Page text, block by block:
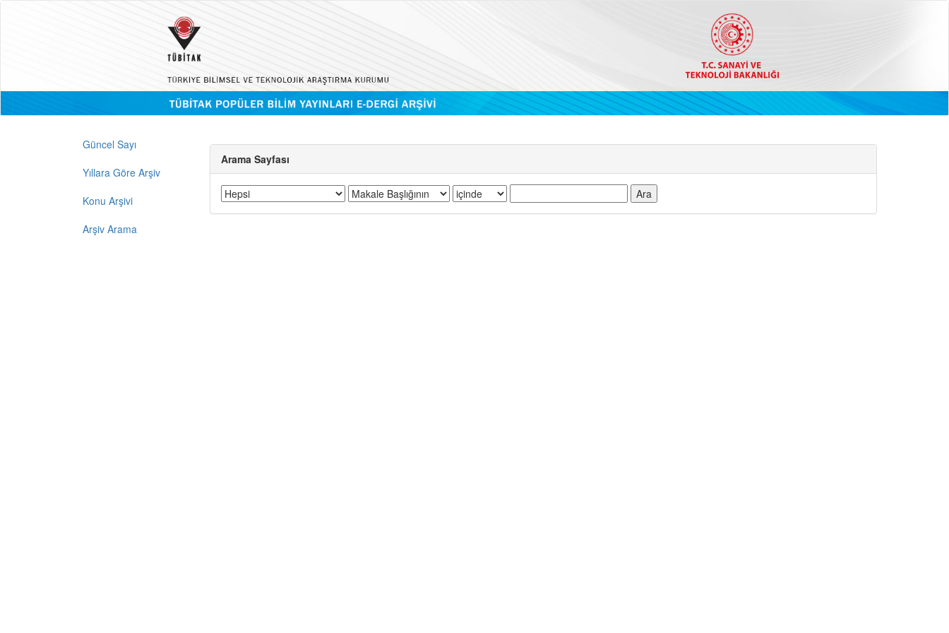
Güncel Sayı
Yıllara Göre Arşiv
Konu Arşivi
Arşiv Arama
Arama Sayfası